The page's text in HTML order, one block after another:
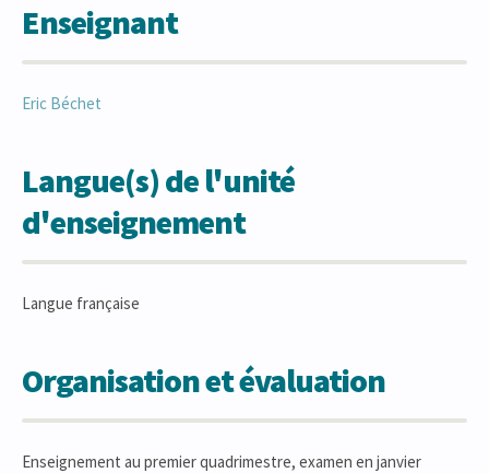
Enseignant
Eric Béchet
Langue(s) de l'unité
d'enseignement
Langue française
Organisation et évaluation
Enseignement au premier quadrimestre, examen en janvier